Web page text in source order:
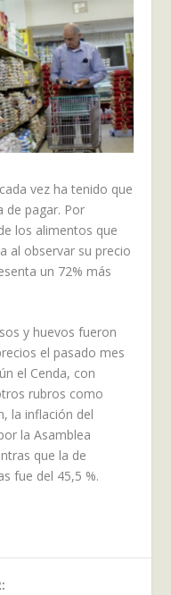
vez ha tenido que
de pagar. Por
los alimentos que
al observar su precio
un 72% más
y huevos fueron
el pasado mes
el Cenda, con
rubros como
la inflación del
la Asamblea
que la de
fue del 45,5 %.